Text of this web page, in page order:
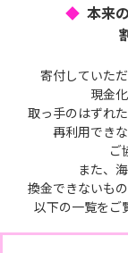
本来
寄付していた
現金
取っ手のはずれ
再利用でき
ご
また、
換金できないも
以下の一覧をご